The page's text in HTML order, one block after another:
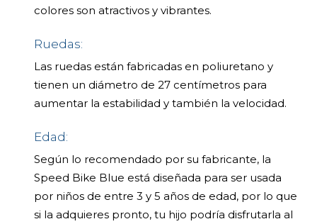
colores son atractivos y vibrantes.
Ruedas:
Las ruedas están fabricadas en poliuretano y
tienen un diámetro de 27 centímetros para
aumentar la estabilidad y también la velocidad.
Edad:
Según lo recomendado por su fabricante, la
Speed Bike Blue está diseñada para ser usada
por niños de entre 3 y 5 años de edad, por lo que
si la adquieres pronto, tu hijo podría disfrutarla al